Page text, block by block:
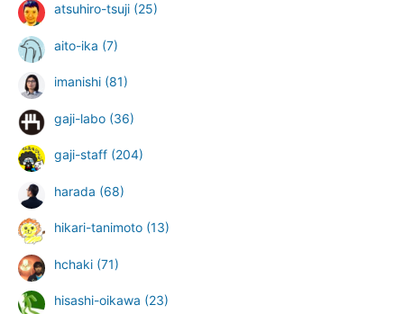
atsuhiro-tsuji (25)
aito-ika (7)
imanishi (81)
gaji-labo (36)
gaji-staff (204)
harada (68)
hikari-tanimoto (13)
hchaki (71)
hisashi-oikawa (23)